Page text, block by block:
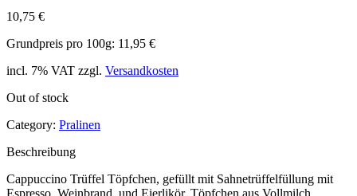
10,75 €
Grundpreis pro 100g: 11,95 €
incl. 7% VAT zzgl. Versandkosten
Out of stock
Category: Pralinen
Beschreibung
Cappuccino Trüffel Töpfchen, gefüllt mit Sahnetrüffelfüllung mit
Espresso, Weinbrand, und Eierlikör. Töpfchen aus Vollmilch